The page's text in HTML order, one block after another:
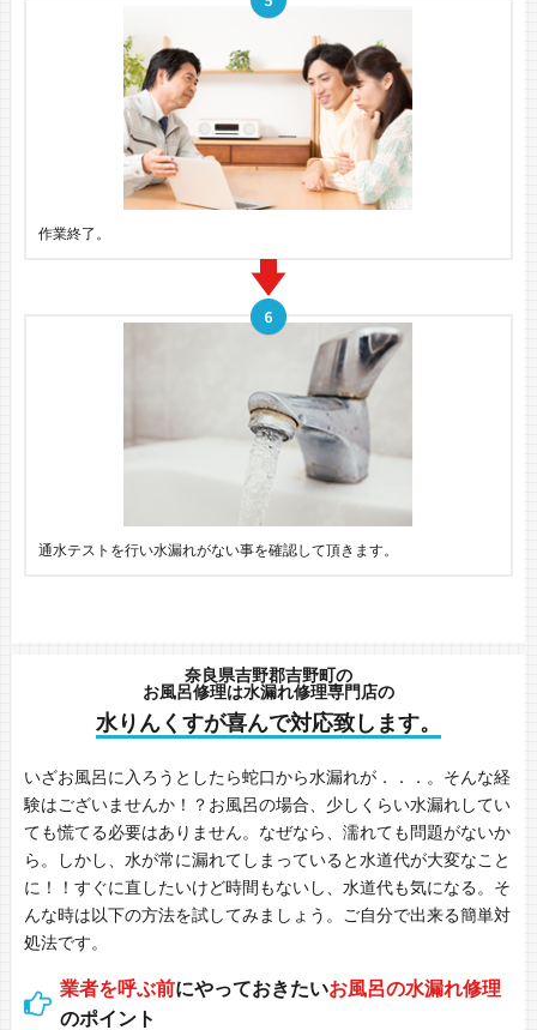
作業終了。
通水テストを行い水漏れがない事を確認して頂きます。
奈良県吉野郡吉野町の
お風呂修理は水漏れ修理専門店の
水りんくすが喜んで対応致します。
いざお風呂に入ろうとしたら蛇口から水漏れが．．．。そんな経
験はございませんか！？お風呂の場合、少しくらい水漏れしてい
ても慌てる必要はありません。なぜなら、濡れても問題がないか
ら。しかし、水が常に漏れてしまっていると水道代が大変なこと
に！！すぐに直したいけど時間もないし、水道代も気になる。そ
んな時は以下の方法を試してみましょう。ご自分で出来る簡単対
処法です。
業者を呼ぶ前にやっておきたいお風呂の水漏れ修理
のポイント